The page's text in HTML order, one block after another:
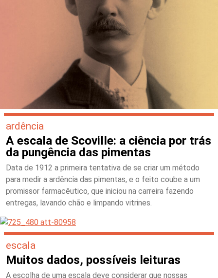
ardência
A escala de Scoville: a ciência por trás
da pungência das pimentas
Data de 1912 a primeira tentativa de se criar um método
para medir a ardência das pimentas, e o feito coube a um
promissor farmacêutico, que iniciou na carreira fazendo
entregas, lavando chão e limpando vitrines.
escala
Muitos dados, possíveis leituras
A escolha de uma escala deve considerar que nossas